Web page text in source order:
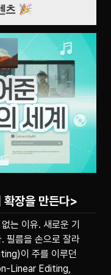
장을 만든다>
는 이유. 새로운 기
필름을 손으로 잘라
이 주를 이루던
Linear Editing,